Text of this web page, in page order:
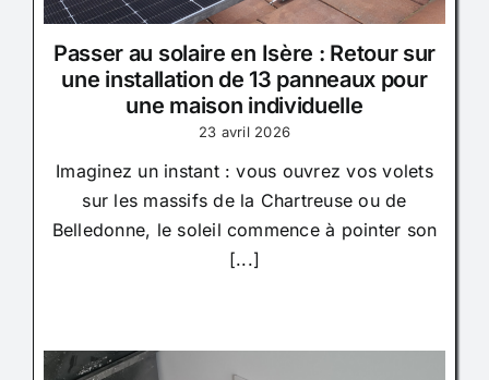
Passer au solaire en Isère : Retour sur
une installation de 13 panneaux pour
une maison individuelle
23 avril 2026
Imaginez un instant : vous ouvrez vos volets
sur les massifs de la Chartreuse ou de
Belledonne, le soleil commence à pointer son
[...]